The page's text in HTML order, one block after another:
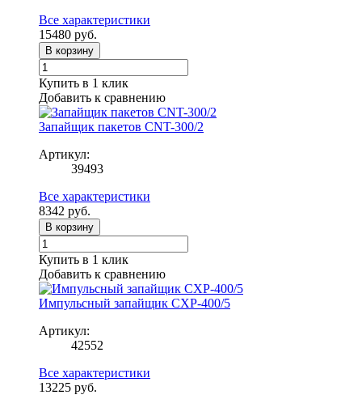
Все характеристики
15480 руб.
В корзину
Купить в 1 клик
Добавить к сравнению
Запайщик пакетов CNT-300/2
Артикул:
39493
Все характеристики
8342 руб.
В корзину
Купить в 1 клик
Добавить к сравнению
Импульсный запайщик CXP-400/5
Артикул:
42552
Все характеристики
13225 руб.